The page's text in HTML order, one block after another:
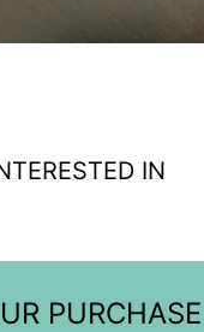
IN
PURCHASE